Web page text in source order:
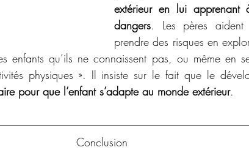
extérieur en lui
dangers. Les pères
prendre des risques en
enfants qu’ils ne connaissent pas, ou même en
physiques ». Il insiste sur le fait que le
pour que l’enfant s’adapte au monde extérieur.
Conclusion